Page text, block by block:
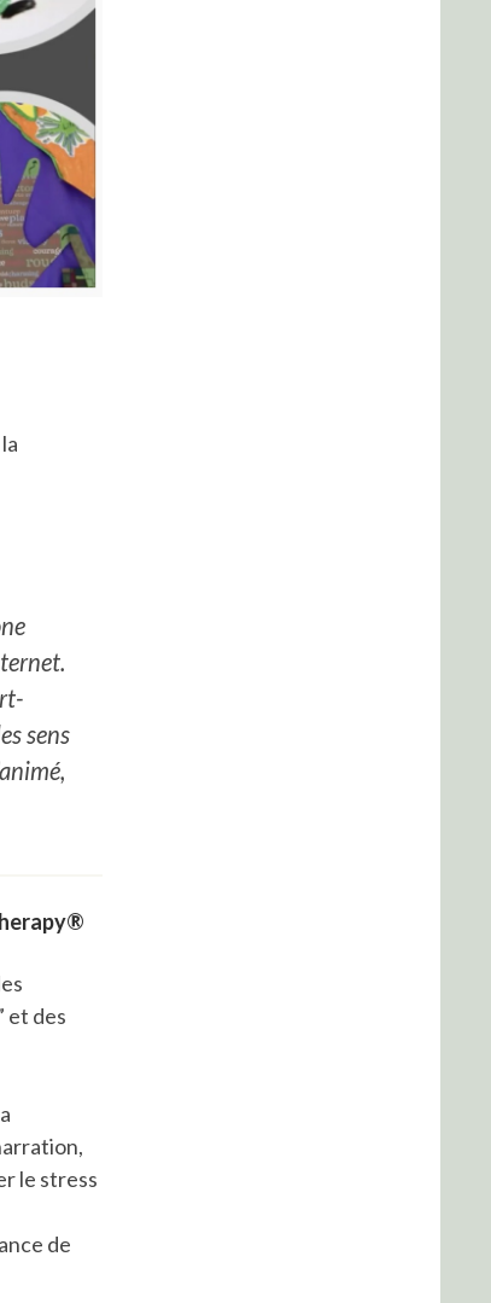
sens
et des
le stress
de